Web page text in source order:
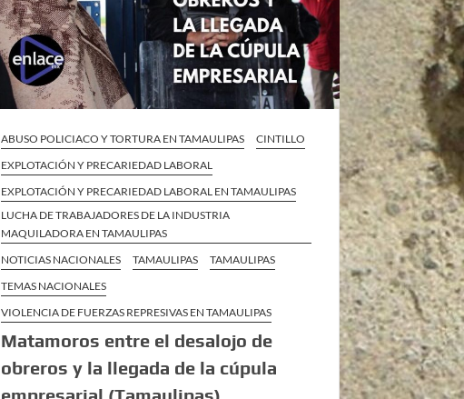
ABUSO POLICIACO Y TORTURA EN TAMAULIPAS
CINTILLO
EXPLOTACIÓN Y PRECARIEDAD LABORAL
EXPLOTACIÓN Y PRECARIEDAD LABORAL EN TAMAULIPAS
LUCHA DE TRABAJADORES DE LA INDUSTRIA
MAQUILADORA EN TAMAULIPAS
NOTICIAS NACIONALES
TAMAULIPAS
TAMAULIPAS
TEMAS NACIONALES
VIOLENCIA DE FUERZAS REPRESIVAS EN TAMAULIPAS
Matamoros entre el desalojo de
obreros y la llegada de la cúpula
empresarial (Tamaulipas)